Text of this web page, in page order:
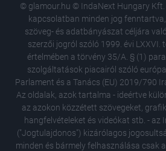
© glamour.hu © IndaNext Hungary
kapcsolatban minden jog
szöveg- és adatbányászat céljára
szerzői jogról szóló 1999. évi LXXVI.
értelmében a törvény 35/A. § (1)
szolgáltatások piacairól szóló
Parlament és a Tanács (EU) 2019/790
Az oldalak, azok tartalma - ideértve
az azokon közzétett szövegeket,
hangfelvételeket és videókat stb. - az
("Jogtulajdonos") kizárólagos
minden és bármely felhasználása csak